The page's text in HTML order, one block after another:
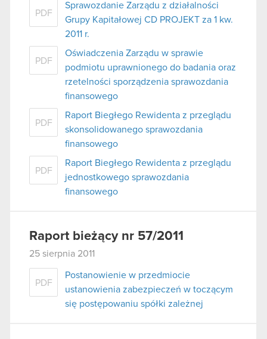
PDF
Sprawozdanie Zarządu z działalności
Grupy Kapitałowej CD PROJEKT za 1 kw.
2011 r.
PDF
Oświadczenia Zarządu w sprawie
podmiotu uprawnionego do badania oraz
rzetelności sporządzenia sprawozdania
finansowego
PDF
Raport Biegłego Rewidenta z przeglądu
skonsolidowanego sprawozdania
finansowego
PDF
Raport Biegłego Rewidenta z przeglądu
jednostkowego sprawozdania
finansowego
Raport bieżący nr 57/2011
25 sierpnia 2011
PDF
Postanowienie w przedmiocie
ustanowienia zabezpieczeń w toczącym
się postępowaniu spółki zależnej